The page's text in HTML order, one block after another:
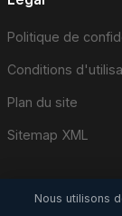
Politique de
Conditions
Plan du site
Sitemap XML
Nous utilisons